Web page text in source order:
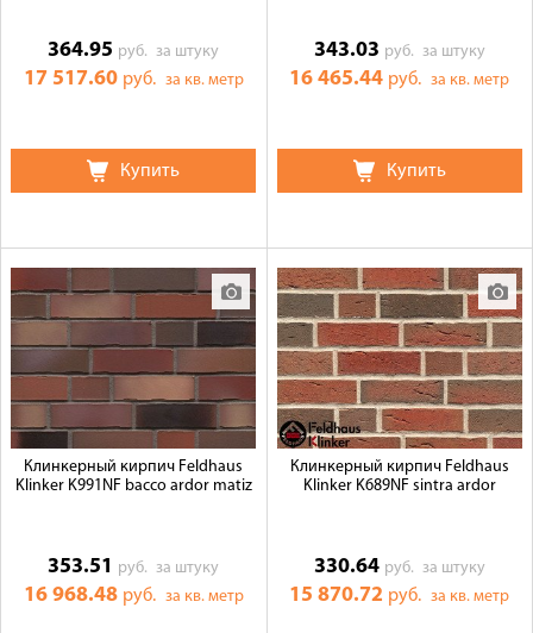
364.95 руб.за штуку
17 517.60 руб. за кв. метр
Купить
343.03 руб. за штуку
16 465.44 руб.за кв. метр
Купить
Клинкерный кирпич Feldhaus
Klinker K991NF bacco ardor matiz
353.51 руб.за штуку
16 968.48 руб. за кв. метр
Клинкерный кирпич Feldhaus
Klinker K689NF sintra ardor
330.64 руб. за штуку
15 870.72 руб.за кв. метр